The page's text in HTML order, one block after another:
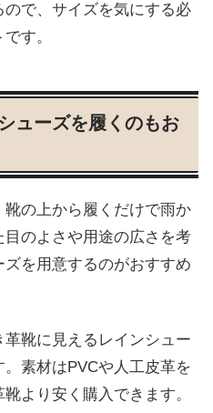
で、サイズを気にする必
す。
ューズを履くのもお
の上から履くだけで雨か
のよさや用途の広さを考
を用意するのがおすすめ
靴に見えるレインシュー
素材はPVCや人工皮革を
より安く購入できます。